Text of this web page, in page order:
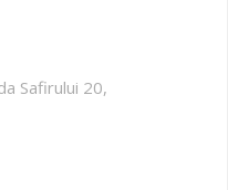
Safirului 20,